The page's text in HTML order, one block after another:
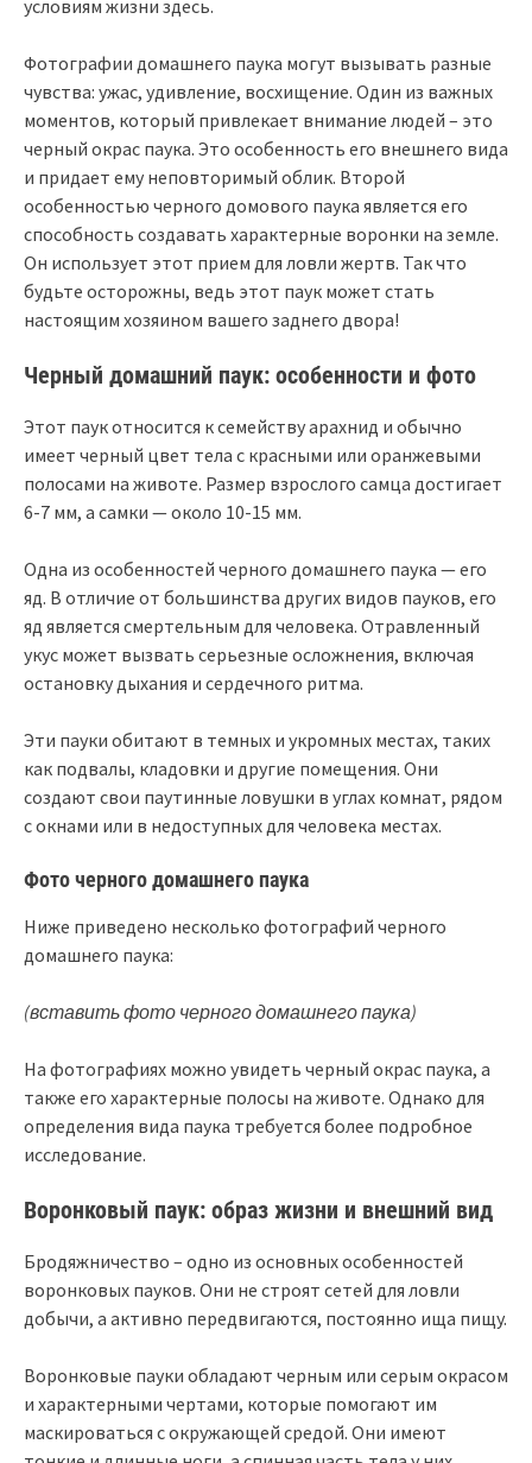
условиям жизни здесь.
Фотографии домашнего паука могут вызывать разные
чувства: ужас, удивление, восхищение. Один из важных
моментов, который привлекает внимание людей – это
черный окрас паука. Это особенность его внешнего вида
и придает ему неповторимый облик. Второй
особенностью черного домового паука является его
способность создавать характерные воронки на земле.
Он использует этот прием для ловли жертв. Так что
будьте осторожны, ведь этот паук может стать
настоящим хозяином вашего заднего двора!
Черный домашний паук: особенности и фото
Этот паук относится к семейству арахнид и обычно
имеет черный цвет тела с красными или оранжевыми
полосами на животе. Размер взрослого самца достигает
6-7 мм, а самки — около 10-15 мм.
Одна из особенностей черного домашнего паука — его
яд. В отличие от большинства других видов пауков, его
яд является смертельным для человека. Отравленный
укус может вызвать серьезные осложнения, включая
остановку дыхания и сердечного ритма.
Эти пауки обитают в темных и укромных местах, таких
как подвалы, кладовки и другие помещения. Они
создают свои паутинные ловушки в углах комнат, рядом
с окнами или в недоступных для человека местах.
Фото черного домашнего паука
Ниже приведено несколько фотографий черного
домашнего паука:
(вставить фото черного домашнего паука)
На фотографиях можно увидеть черный окрас паука, а
также его характерные полосы на животе. Однако для
определения вида паука требуется более подробное
исследование.
Воронковый паук: образ жизни и внешний вид
Бродяжничество – одно из основных особенностей
воронковых пауков. Они не строят сетей для ловли
добычи, а активно передвигаются, постоянно ища пищу.
Воронковые пауки обладают черным или серым окрасом
и характерными чертами, которые помогают им
маскироваться с окружающей средой. Они имеют